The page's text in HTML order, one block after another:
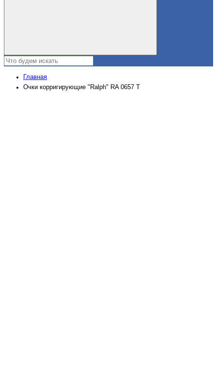
Главная
Очки корригирующие "Ralph" RA 0657 Т